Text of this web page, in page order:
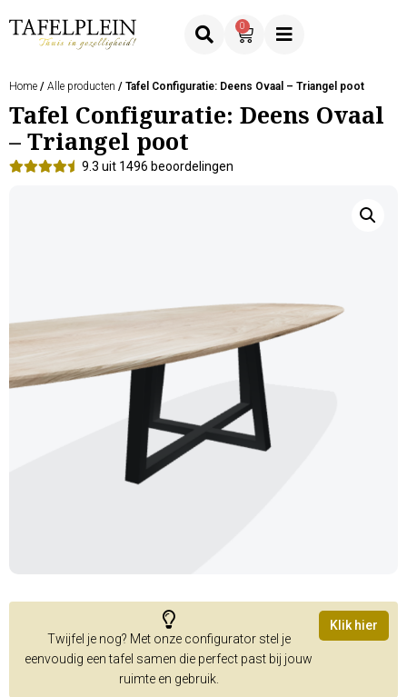
0
Home / Alle producten / Tafel Configuratie: Deens Ovaal – Triangel poot
Tafel Configuratie: Deens Ovaal
– Triangel poot
9.3 uit 1496 beoordelingen
Twijfel je nog? Met onze configurator stel je
eenvoudig een tafel samen die perfect past bij jouw
ruimte en gebruik.
Klik hier